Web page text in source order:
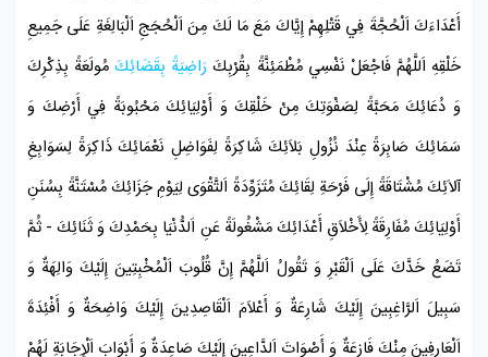
أَعْدَاءَكَ اَلْحُجَّةَ فِي قَتْلِهِمْ إِيَّاكَ مَعَ مَا لَكَ مِنَ اَلْحُجَجِ اَلْبَالِغَةِ عَلَى جَمِيعِ
خَلْقِهِ اَللَّهُمَّ فَاجْعَلْ نَفْسِي مُطْمَئِنَّةً بِقُرْبِكَ رَاضِيَةً بِقَضَائِكَمُولَعَةً بِذِكْرِكَ
وَ دُعَائِكَ مَحَبَّةً لِصَفْوَتِكَ مِنْ خَلْقِكَ وَ أَوْلِيَائِكَ مَحْبُوبَةً فِي أَرْضِكَ وَ
سَمَائِكَ صَابِرَةً عِنْدَ نُزُولِ بَلاَئِكَ شَاكِرَةً لِفَوَاضِلِ نَعْمَائِكَ ذَاكِرَةً لِسَوَابِغِ
آلاَئِكَ مُشْتَاقَةً إِلَى فَرْحَةِ لِقَائِكَ مُتَزَوِّدَةً اَلتَّقْوَى لِيَوْمِ جَزَائِكَ مُسْتَنَّةً بِسُنَنِ
أَوْلِيَائِكَ مُفَارِقَةً لِأَخْلاَقِ أَعْدَائِكَ مَشْغُولَةً عَنِ اَلدُّنْيَا بِحَمْدِكَ وَ ثَنَائِكَ - ثُمَّ
تَضَعُ خَدَّكَ عَلَى اَلْقَبْرِ وَ تَقُولُ اَللَّهُمَّ إِنَّ قُلُوبَ اَلْمُخْبِتِينَ إِلَيْكَ وَالِهَةٌ وَ
سَبِيلَ اَلرَّاغِبِينَ إِلَيْكَ شَارِعَةٌ وَ أَعْلاَمَ اَلْقَاصِدِينَ إِلَيْكَ وَاضِحَةٌ وَ أَفْئِدَةَ
اَلْعَارِفِينَ مِنْكَ فَازِعَةٌ وَ أَصْوَاتَ اَلدَّاعِينَ إِلَيْكَ صَاعِدَةٌ وَ أَبْوَابَ اَلْإِجَابَةِ لَهُمْ